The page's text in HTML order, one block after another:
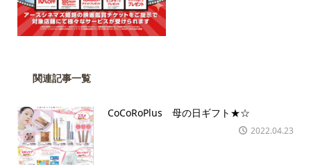
関連記事一覧
CoCoRoPlus 母の日ギフト★☆
2022.04.23